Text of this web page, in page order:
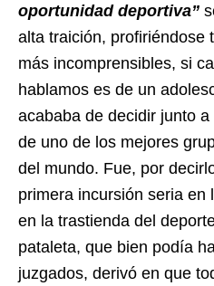
oportunidad deportiva”
alta traición, profiriéndose
más incomprensibles, si
hablamos es de un
acababa de decidir junto
de uno de los mejores
del mundo. Fue, por
primera incursión seria en
en la trastienda del
pataleta, que bien podía
juzgados, derivó en que